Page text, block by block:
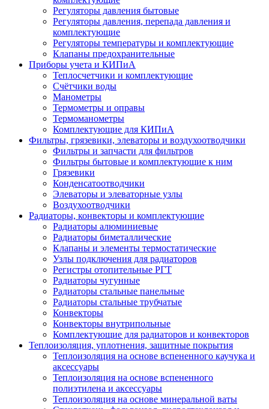
Регуляторы давления бытовые
Регуляторы давления, перепада давления и
комплектующие
Регуляторы температуры и комплектующие
Клапаны предохранительные
Приборы учета и КИПиА
Теплосчетчики и комплектующие
Счётчики воды
Манометры
Термометры и оправы
Термоманометры
Комплектующие для КИПиА
Фильтры, грязевики, элеваторы и воздухоотводчики
Фильтры и запчасти для фильтров
Фильтры бытовые и комплектующие к ним
Грязевики
Конденсатоотводчики
Элеваторы и элеваторные узлы
Воздухоотводчики
Радиаторы, конвекторы и комплектующие
Радиаторы алюминиевые
Радиаторы биметаллические
Клапаны и элементы термостатические
Узлы подключения для радиаторов
Регистры отопительные РГТ
Радиаторы чугунные
Радиаторы стальные панельные
Радиаторы стальные трубчатые
Конвекторы
Конвекторы внутрипольные
Комплектующие для радиаторов и конвекторов
Теплоизоляция, уплотнения, защитные покрытия
Теплоизоляция на основе вспененного каучука и
аксессуары
Теплоизоляция на основе вспененного
полиэтилена и аксессуары
Теплоизоляция на основе минеральной ваты